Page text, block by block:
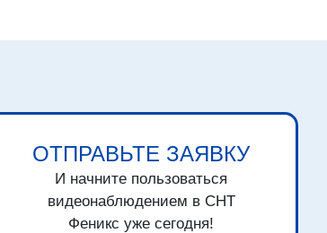
ОТПРАВЬТЕ ЗАЯВКУ
И начните пользоваться
видеонаблюдением в СНТ
Феникс уже сегодня!